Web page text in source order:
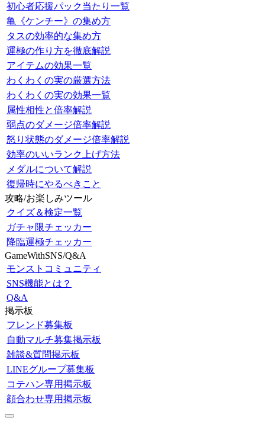
初心者応援パック当たり一覧
亀《ケンチー》の集め方
タスの効率的な集め方
運極の作り方を徹底解説
アイテムの効果一覧
わくわくの実の厳選方法
わくわくの実の効果一覧
属性相性と倍率解説
弱点のダメージ倍率解説
怒り状態のダメージ倍率解説
効率のいいランク上げ方法
メダルについて解説
復帰時にやるべきこと
攻略/お楽しみツール
クイズ＆検定一覧
ガチャ限チェッカー
降臨運極チェッカー
GameWithSNS/Q&A
モンストコミュニティ
SNS機能とは？
Q&A
掲示板
フレンド募集板
自動マルチ募集掲示板
雑談&質問掲示板
LINEグループ募集板
コテハン専用掲示板
顔合わせ専用掲示板